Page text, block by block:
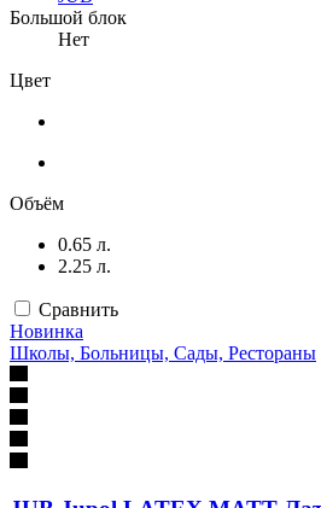
Большой блок
Нет
Цвет
Объём
0.65 л.
2.25 л.
Сравнить
Новинка
Школы, Больницы, Сады, Рестораны